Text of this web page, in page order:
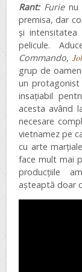
Rant: Furie nu
premisa, dar
și intensitatea
pelicule.
Commando,
grup de
un
insațiabil
acesta având
necesare
vietnamez pe
cu arte
face mult mai
producțiile
așteaptă doar